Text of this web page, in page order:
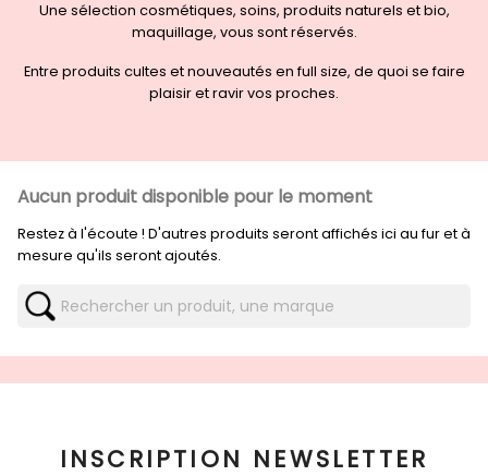
Une sélection cosmétiques, soins, produits naturels et bio,
maquillage, vous sont réservés.
Entre produits cultes et nouveautés en full size, de quoi se faire
plaisir et ravir vos proches.
Aucun produit disponible pour le moment
Restez à l'écoute ! D'autres produits seront affichés ici au fur et à
mesure qu'ils seront ajoutés.
INSCRIPTION NEWSLETTER